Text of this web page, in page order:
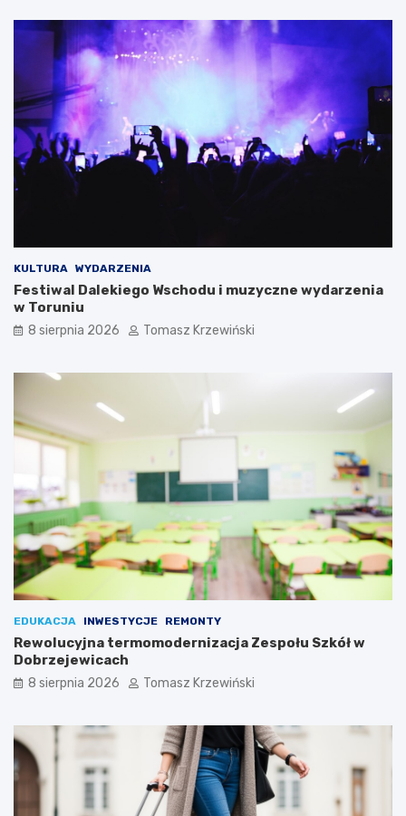
KULTURA WYDARZENIA
Festiwal Dalekiego Wschodu i muzyczne wydarzenia
w Toruniu
8 sierpnia 2026 Tomasz Krzewiński
EDUKACJA INWESTYCJE REMONTY
Rewolucyjna termomodernizacja Zespołu Szkół w
Dobrzejewicach
8 sierpnia 2026 Tomasz Krzewiński